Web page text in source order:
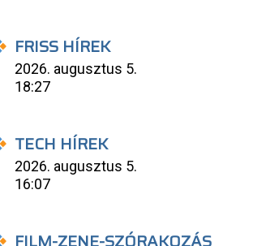
FRISS HÍREK
2026. augusztus 5.
18:27
TECH HÍREK
2026. augusztus 5.
16:07